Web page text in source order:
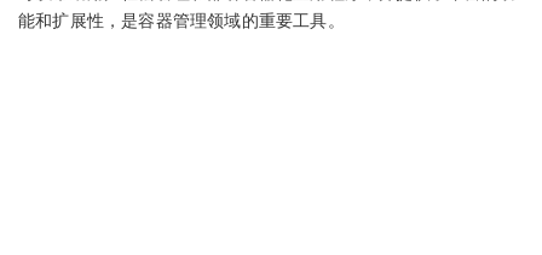
能和扩展性，是容器管理领域的重要工具。